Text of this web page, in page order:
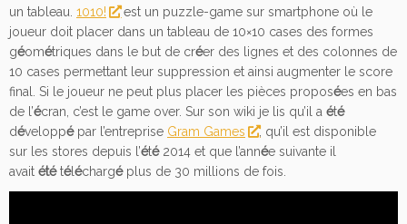
un tableau. 1010!
est un puzzle-game sur smartphone où le
joueur doit placer dans un tableau de 10×10 cases des formes
géométriques dans le but de créer des lignes et des colonnes de
10 cases permettant leur suppression et ainsi augmenter le score
final. Si le joueur ne peut plus placer les pièces proposées en bas
de l’écran, c’est le game over. Sur son wiki je lis qu’il a été
développépar l’entreprise Gram Games
, qu’il est disponible
sur les stores depuis l’été2014 et que l’année suivante il
avait ététéléchargéplus de 30 millions de fois.